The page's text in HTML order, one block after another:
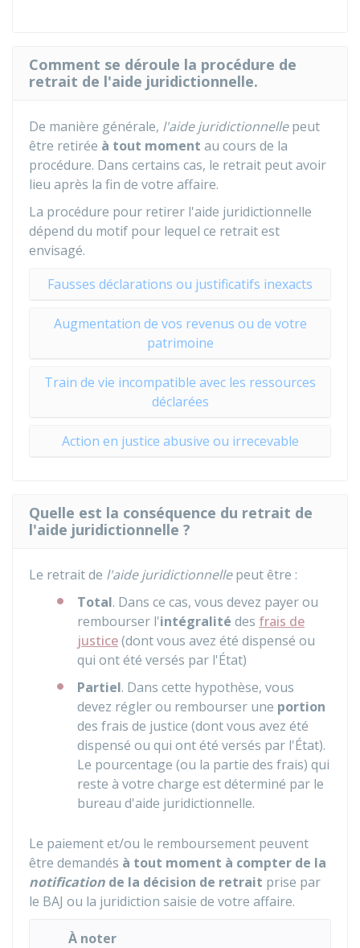
Comment se déroule la procédure de
retrait de l'aide juridictionnelle.
De manière générale, l'aide juridictionnellepeut
être retirée à tout moment au cours de la
procédure. Dans certains cas, le retrait peut avoir
lieu après la fin de votre affaire.
La procédure pour retirer l'aide juridictionnelle
dépend du motif pour lequel ce retrait est
envisagé.
Fausses déclarations ou justificatifs inexacts
Augmentation de vos revenus ou de votre
patrimoine
Train de vie incompatible avec les ressources
déclarées
Action en justice abusive ou irrecevable
Quelle est la conséquence du retrait de
l'aide juridictionnelle ?
Le retrait de l'aide juridictionnellepeut être :
Total. Dans ce cas, vous devez payer ou
rembourser l'intégralité des frais de
justice(dont vous avez été dispensé ou
qui ont été versés par l'État)
Partiel. Dans cette hypothèse, vous
devez régler ou rembourser une portion
des frais de justice (dont vous avez été
dispensé ou qui ont été versés par l'État).
Le pourcentage (ou la partie des frais) qui
reste à votre charge est déterminé par le
bureau d'aide juridictionnelle.
Le paiement et/ou le remboursement peuvent
être demandés à tout moment à compter de la
notification de la décision de retrait prise par
le BAJ ou la juridiction saisie de votre affaire.
À noter